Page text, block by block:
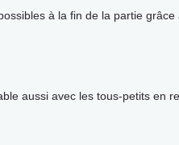
à la fin de la partie grâce
aussi avec les tous-petits en